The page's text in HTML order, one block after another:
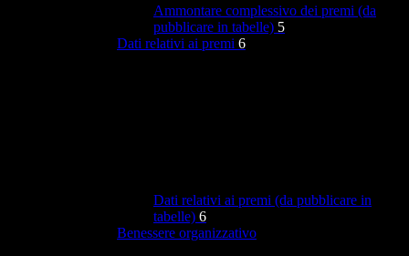
Ammontare complessivo dei premi (da
pubblicare in tabelle) 5
Dati relativi ai premi 6
Dati relativi ai premi (da pubblicare in
tabelle) 6
Benessere organizzativo